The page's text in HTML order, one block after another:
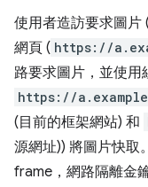
使用者造訪要求圖片 (
網頁 ( https://
路要求圖片，並使用
https://a.example
(目前的框架網站) 和
源網址)) 將圖片快取
frame，網路隔離金